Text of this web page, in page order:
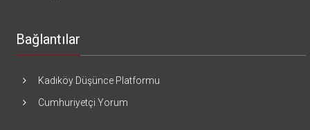
Bağlantılar
Kadıköy Düşünce Platformu
Cumhuriyetçi Yorum